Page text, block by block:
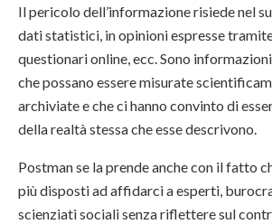
Il pericolo dell’informazione risiede nel
dati statistici, in opinioni espresse
questionari online, ecc. Sono
che possano essere misurate
archiviate e che ci hanno convinto di
della realtà stessa che esse descrivono.
Postman se la prende anche con il fatto
più disposti ad affidarci a esperti,
scienziati sociali senza riflettere sul